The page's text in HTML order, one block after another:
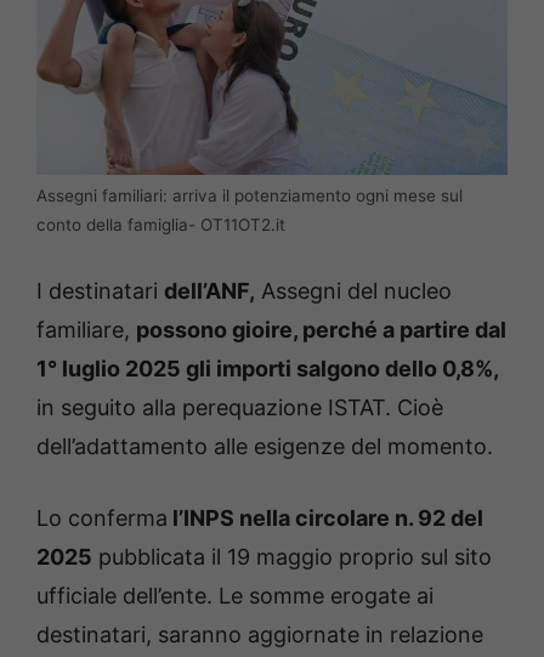
Assegni familiari: arriva il potenziamento ogni mese sul
conto della famiglia- OT11OT2.it
I destinatari dell’ANF, Assegni del nucleo
familiare, possono gioire, perché a partire dal
1° luglio 2025 gli importi salgono dello 0,8%,
in seguito alla perequazione ISTAT. Cioè
dell’adattamento alle esigenze del momento.
Lo conferma l’INPS nella circolare n. 92 del
2025 pubblicata il 19 maggio proprio sul sito
ufficiale dell’ente. Le somme erogate ai
destinatari, saranno aggiornate in relazione